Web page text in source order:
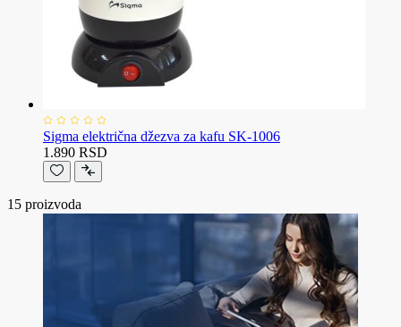
Sigma električna džezva za kafu SK-1006
1.890 RSD
15 proizvoda